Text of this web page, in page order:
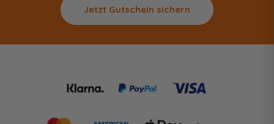
Jetzt Gutschein sichern